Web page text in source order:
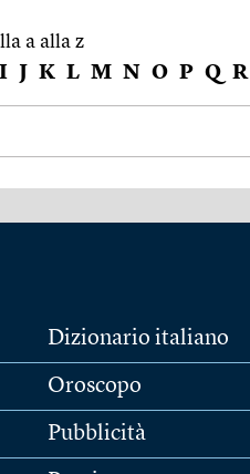
a alla z
I J K L M N O P Q R
Dizionario italiano
Oroscopo
Pubblicità